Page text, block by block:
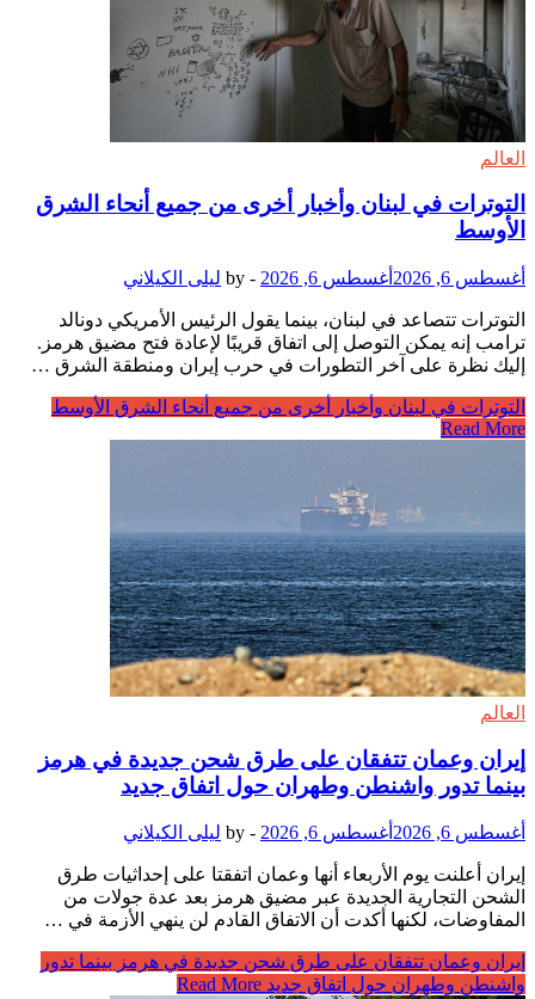
العالم
التوترات في لبنان وأخبار أخرى من جميع أنحاء الشرق
الأوسط
أغسطس 6, 2026 أغسطس 6, 2026 -
by ليلى الكيلاني
التوترات تتصاعد في لبنان، بينما يقول الرئيس الأمريكي دونالد
ترامب إنه يمكن التوصل إلى اتفاق قريبًا لإعادة فتح مضيق هرمز.
إليك نظرة على آخر التطورات في حرب إيران ومنطقة الشرق …
التوترات في لبنان وأخبار أخرى من جميع أنحاء الشرق الأوسط
Read More
العالم
إيران وعمان تتفقان على طرق شحن جديدة في هرمز
بينما تدور واشنطن وطهران حول اتفاق جديد
أغسطس 6, 2026 أغسطس 6, 2026 -
by ليلى الكيلاني
إيران أعلنت يوم الأربعاء أنها وعمان اتفقتا على إحداثيات طرق
الشحن التجارية الجديدة عبر مضيق هرمز بعد عدة جولات من
المفاوضات، لكنها أكدت أن الاتفاق القادم لن ينهي الأزمة في …
إيران وعمان تتفقان على طرق شحن جديدة في هرمز بينما تدور
واشنطن وطهران حول اتفاق جديد